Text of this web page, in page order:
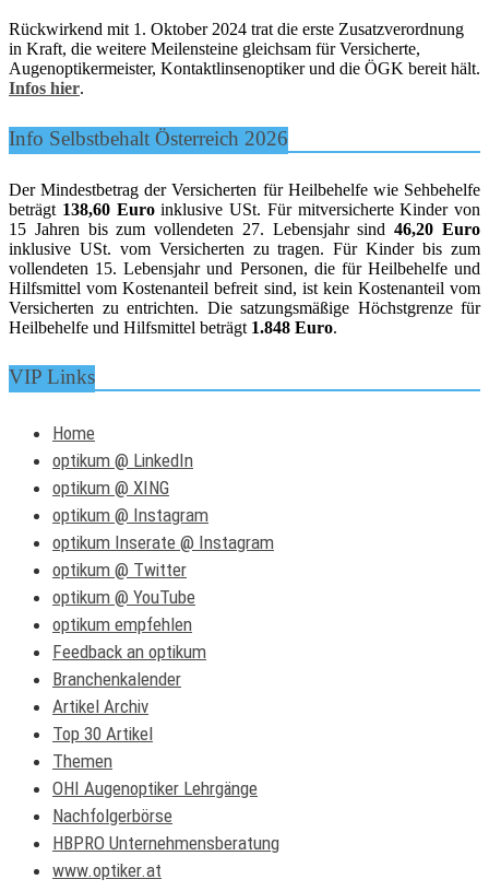
Rückwirkend mit 1. Oktober 2024 trat die erste Zusatzverordnung
in Kraft, die weitere Meilensteine gleichsam für Versicherte,
Augenoptikermeister, Kontaktlinsenoptiker und die ÖGK bereit hält.
Infos hier.
Info Selbstbehalt Österreich 2026
Der Mindestbetrag der Versicherten für Heilbehelfe wie Sehbehelfe
beträgt 138,60 Euroinklusive USt. Für mitversicherte Kinder von
15 Jahren bis zum vollendeten 27. Lebensjahr sind46,20 Euro
inklusive USt. vom Versicherten zu tragen. Für Kinder bis zum
vollendeten 15. Lebensjahr und Personen, die für Heilbehelfe und
Hilfsmittel vom Kostenanteil befreit sind, ist kein Kostenanteil vom
Versicherten zu entrichten. Die satzungsmäßige Höchstgrenze für
Heilbehelfe und Hilfsmittel beträgt 1.848 Euro.
VIP Links
Home
optikum @ LinkedIn
optikum @ XING
optikum @ Instagram
optikum Inserate @ Instagram
optikum @ Twitter
optikum @ YouTube
optikum empfehlen
Feedback an optikum
Branchenkalender
Artikel Archiv
Top 30 Artikel
Themen
OHI Augenoptiker Lehrgänge
Nachfolgerbörse
HBPRO Unternehmensberatung
www.optiker.at